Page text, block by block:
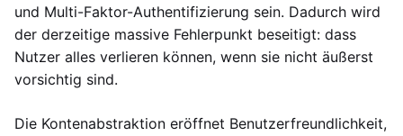
und Multi-Faktor-Authentifizierung sein. Dadurch wird
der derzeitige massive Fehlerpunkt beseitigt: dass
Nutzer alles verlieren können, wenn sie nicht äußerst
vorsichtig sind.
Die Kontenabstraktion eröffnet Benutzerfreundlichkeit,